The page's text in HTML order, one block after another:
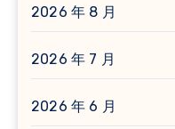
2026 年 8 月
2026 年 7 月
2026 年 6 月